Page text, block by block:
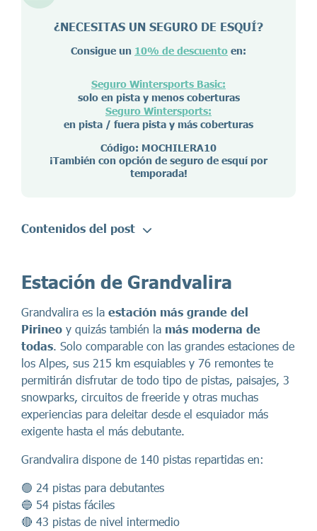
¿NECESITAS UN SEGURO DE ESQUÍ?
Consigue un 10% de descuento en:
Seguro Wintersports Basic:
solo en pista y menos coberturas
Seguro Wintersports:
en pista / fuera pista y más coberturas
Código: MOCHILERA10
¡También con opción de seguro de esquí por
temporada!
Contenidos del post
Estación de Grandvalira
Grandvalira es la estación más grande del
Pirineo y quizás también la más moderna de
todas. Solo comparable con las grandes estaciones de
los Alpes, sus 215 km esquiables y 76 remontes te
permitirán disfrutar de todo tipo de pistas, paisajes, 3
snowparks, circuitos de freeride y otras muchas
experiencias para deleitar desde el esquiador más
exigente hasta el más debutante.
Grandvalira dispone de 140 pistas repartidas en:
🟢 24 pistas para debutantes
🔵 54 pistas fáciles
🔴 43 pistas de nivel intermedio